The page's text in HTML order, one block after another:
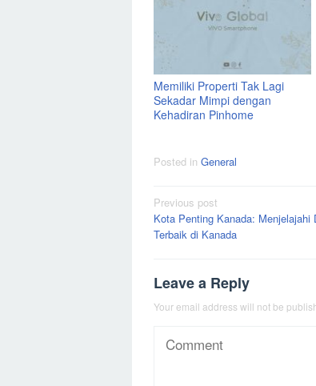
Memiliki Properti Tak Lagi
Sekadar Mimpi dengan
Kehadiran Pinhome
Posted in General
Post
navigation
Previous post
Kota Penting Kanada: Menjelajahi
Terbaik di Kanada
Leave a Reply
Your email address will not be